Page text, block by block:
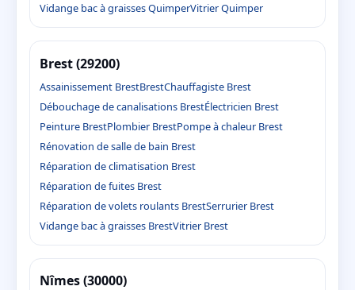
Vidange bac à graisses QuimperVitrier Quimper
Brest (29200)
Assainissement BrestBrestChauffagiste Brest
Débouchage de canalisations BrestÉlectricien Brest
Peinture BrestPlombier BrestPompe à chaleur Brest
Rénovation de salle de bain Brest
Réparation de climatisation Brest
Réparation de fuites Brest
Réparation de volets roulants BrestSerrurier Brest
Vidange bac à graisses BrestVitrier Brest
Nîmes (30000)